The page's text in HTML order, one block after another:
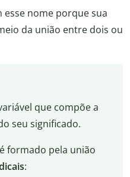
esse nome porque sua
da união entre dois ou
que compõe a
seu significado.
é formado pela união
: